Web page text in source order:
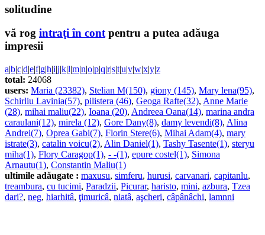
solitudine
vă rog intraţi în contpentru a putea adăuga
impresii
a|b|c|d|e|f|g|h|i|j|k|l|m|n|o|p|q|r|s|t|u|v|w|x|y|z
total: 24068
users: Maria (23382), Stelian M(150), giony (145), Mary lena(95),
Schirliu Lavinia(57), pilistera (46), Geoga Rafte(32), Anne Marie
(28), mihai maliu(22), Ioana (20), Andreea Oana(14), marina andra
caraulani(12), mirela (12), Gore Dany(8), damy levendi(8), Alina
Andrei(7), Oprea Gabi(7), Florin Stere(6), Mihai Adam(4), mary
istrate(3), catalin voicu(2), Alin Daniel(1), Tashy Tasente(1), steryu
miha(1), Flory Caragop(1), - -(1), epure costel(1), Simona
Arnautu(1), Constantin Maliu(1)
ultimile adăugate : maxusu, simferu, hurusi, carvanari, capitanlu,
treambura, cu tucimi, Paradzii, Picurar, haristo, mini, azbura, Tzea
dari?, neg, hiarhitâ, ţimuricâ, niatâ, aşcheri, câpânâchi, lamnni